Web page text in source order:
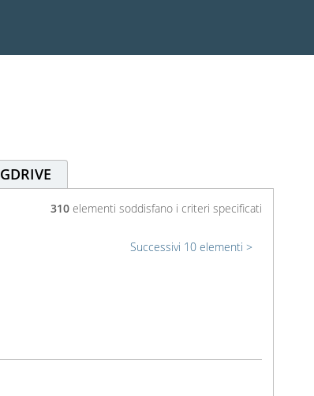
GDRIVE
310elementi soddisfano i criteri specificati
Successivi 10 elementi